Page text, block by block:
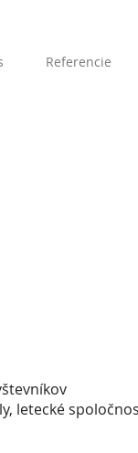
Referencie
letecké